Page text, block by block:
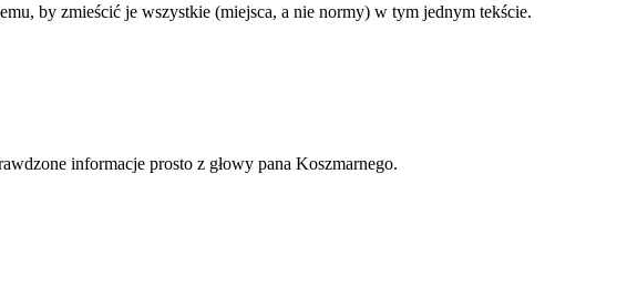
by zmieścić je wszystkie (miejsca, a nie normy) w tym jednym tekście.
informacje prosto z głowy pana Koszmarnego.